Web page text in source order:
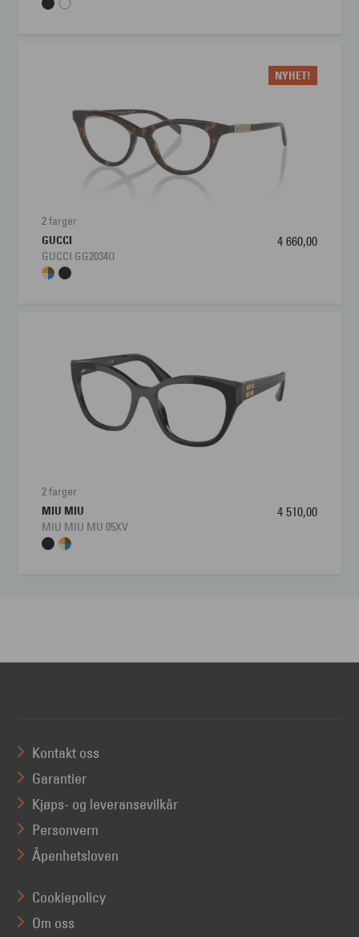
gjør at GUCCI GG1847O blir et naturlig blikkfang, men fortsatt
eleganse, komfort og høy kvalitet, er GUCCI GG1847O et svært
NYHET!
2 farger
GUCCI
GUCCI GG2034O
4 660,00
2 farger
MIU MIU
MIU MIU MU 05XV
4 510,00
Kontakt oss
Garantier
Kjøps- og leveransevilkår
Personvern
Åpenhetsloven
Cookiepolicy
Om oss